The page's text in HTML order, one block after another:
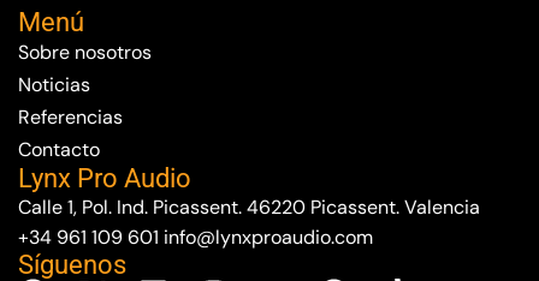
Menú
Sobre nosotros
Noticias
Referencias
Contacto
Lynx Pro Audio
Calle 1, Pol. Ind. Picassent. 46220 Picassent. Valencia
+34 961 109 601 info@lynxproaudio.com
Síguenos